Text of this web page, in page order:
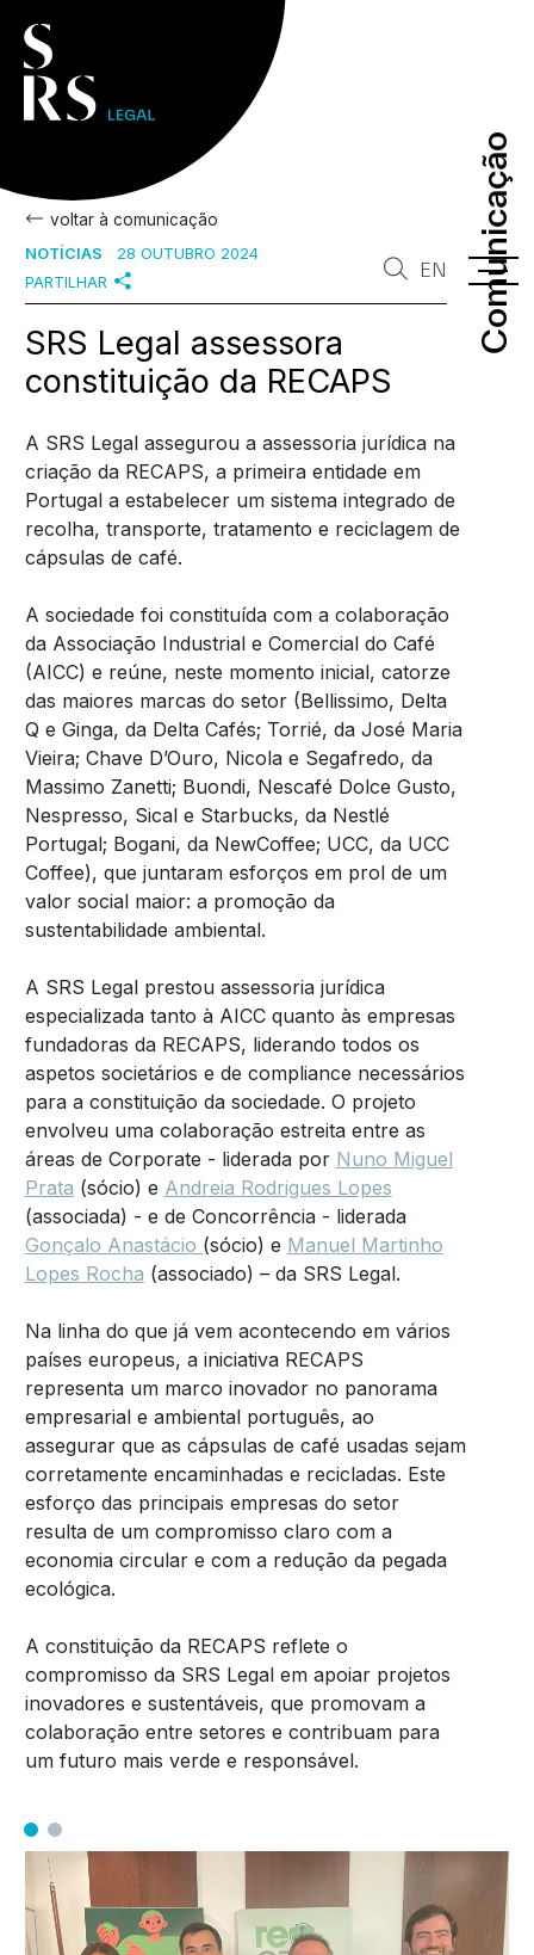
Comunicação
Comunicação
EN
voltar à comunicação
NOTÍCIAS
28 OUTUBRO 2024
PARTILHAR
SRS Legal assessora
constituição da RECAPS
A SRS Legal assegurou a assessoria jurídica na
criação da RECAPS, a primeira entidade em
Portugal a estabelecer um sistema integrado de
recolha, transporte, tratamento e reciclagem de
cápsulas de café.
A sociedade foi constituída com a colaboração
da Associação Industrial e Comercial do Café
(AICC) e reúne, neste momento inicial, catorze
das maiores marcas do setor (Bellissimo, Delta
Q e Ginga, da Delta Cafés; Torrié, da José Maria
Vieira; Chave D’Ouro, Nicola e Segafredo, da
Massimo Zanetti; Buondi, Nescafé Dolce Gusto,
Nespresso, Sical e Starbucks, da Nestlé
Portugal; Bogani, da NewCoffee; UCC, da UCC
Coffee), que juntaram esforços em prol de um
valor social maior: a promoção da
sustentabilidade ambiental.
A SRS Legal prestou assessoria jurídica
especializada tanto à AICC quanto às empresas
fundadoras da RECAPS, liderando todos os
aspetos societários e de compliance necessários
para a constituição da sociedade. O projeto
envolveu uma colaboração estreita entre as
áreas de Corporate - liderada por Nuno Miguel
Prata (sócio) e Andreia Rodrigues Lopes
(associada) - e de Concorrência - liderada
Gonçalo Anastácio (sócio) e Manuel Martinho
Lopes Rocha (associado) – da SRS Legal.
Na linha do que já vem acontecendo em vários
países europeus, a iniciativa RECAPS
representa um marco inovador no panorama
empresarial e ambiental português, ao
assegurar que as cápsulas de café usadas sejam
corretamente encaminhadas e recicladas. Este
esforço das principais empresas do setor
resulta de um compromisso claro com a
economia circular e com a redução da pegada
ecológica.
A constituição da RECAPS reflete o
compromisso da SRS Legal em apoiar projetos
inovadores e sustentáveis, que promovam a
colaboração entre setores e contribuam para
um futuro mais verde e responsável.